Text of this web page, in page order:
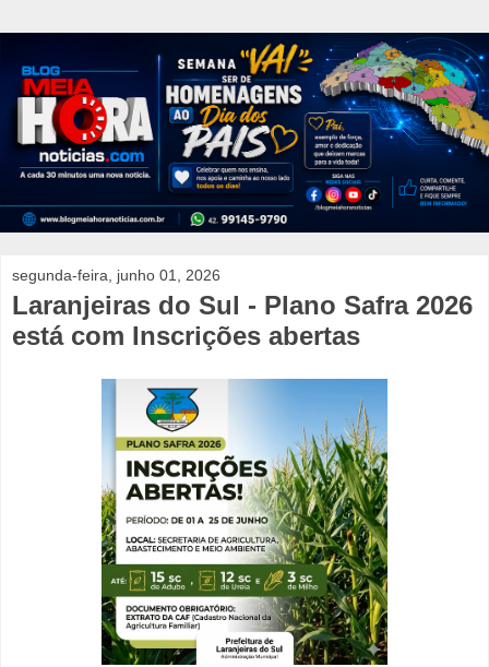
segunda-feira, junho 01, 2026
Laranjeiras do Sul - Plano Safra 2026
está com Inscrições abertas